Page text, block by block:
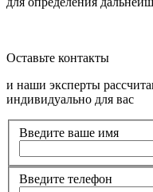
Оставьте контакты
и наши эксперты
индивидуально для вас
Введите ваше имя
Введите телефон